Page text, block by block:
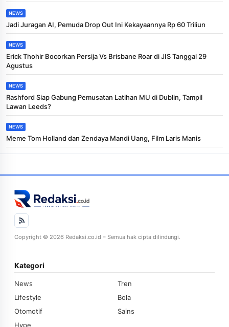
NEWS
Jadi Juragan AI, Pemuda Drop Out Ini Kekayaannya Rp 60 Triliun
NEWS
Erick Thohir Bocorkan Persija Vs Brisbane Roar di JIS Tanggal 29
Agustus
NEWS
Rashford Siap Gabung Pemusatan Latihan MU di Dublin, Tampil
Lawan Leeds?
NEWS
Meme Tom Holland dan Zendaya Mandi Uang, Film Laris Manis
Copyright © 2026 Redaksi.co.id – Semua hak cipta dilindungi.
Kategori
News
Tren
Lifestyle
Bola
Otomotif
Sains
Hype